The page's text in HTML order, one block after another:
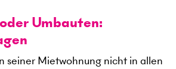
Umbauten:
seiner Mietwohnung nicht in allen